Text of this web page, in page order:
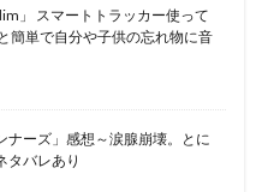
」 スマートトラッカー使って
簡単で自分や子供の忘れ物に音
ナーズ」感想～涙腺崩壊。とに
タバレあり